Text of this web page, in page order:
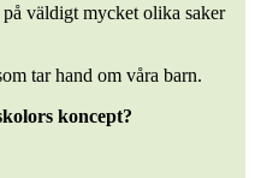
väldigt mycket olika saker
tar hand om våra barn.
koncept?